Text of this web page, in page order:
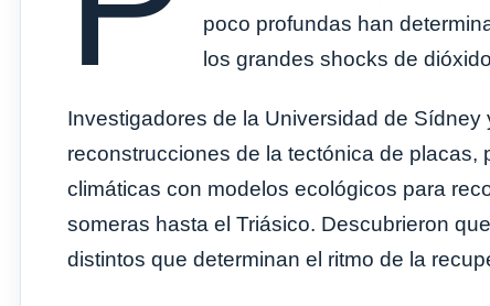
poco profundas han
los grandes shocks de
Investigadores de la Universidad de
reconstrucciones de la tectónica de
climáticas con modelos ecológicos para
someras hasta el Triásico. Descubrieron
distintos que determinan el ritmo de la